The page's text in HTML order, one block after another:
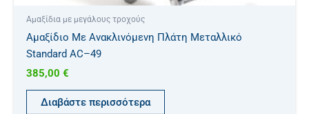
Αμαξίδια με μεγάλους τροχούς
Αμαξίδιο Με Ανακλινόμενη Πλάτη Μεταλλικό
Standard AC–49
385,00 €
Διαβάστε περισσότερα